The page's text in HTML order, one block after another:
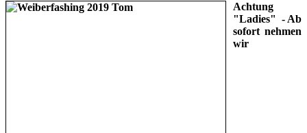
Achtung
"Ladies" - Ab
sofort nehmen
wir